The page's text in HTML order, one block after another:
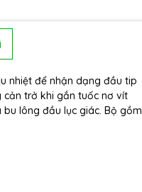
nhiệt để nhận dạng đầu tip
cản trở khi gắn tuốc nơ vít
lông đầu lục giác. Bộ gồm